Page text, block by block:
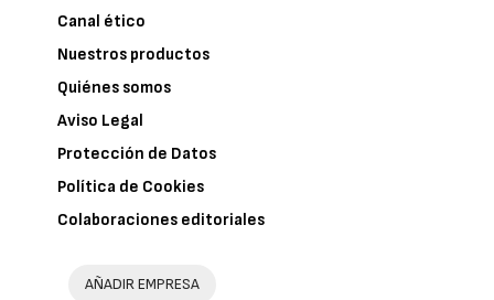
Canal ético
Nuestros productos
Quiénes somos
Aviso Legal
Protección de Datos
Política de Cookies
Colaboraciones editoriales
AÑADIR EMPRESA